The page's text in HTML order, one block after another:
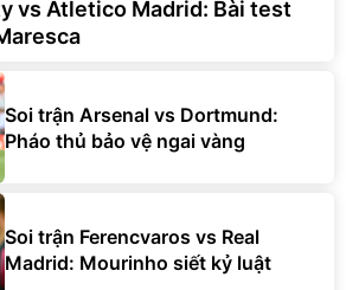
vs Atletico Madrid: Bài test
Soi trận Arsenal vs Dortmund:
Pháo thủ bảo vệ ngai vàng
Soi trận Ferencvaros vs Real
Madrid: Mourinho siết kỷ luật